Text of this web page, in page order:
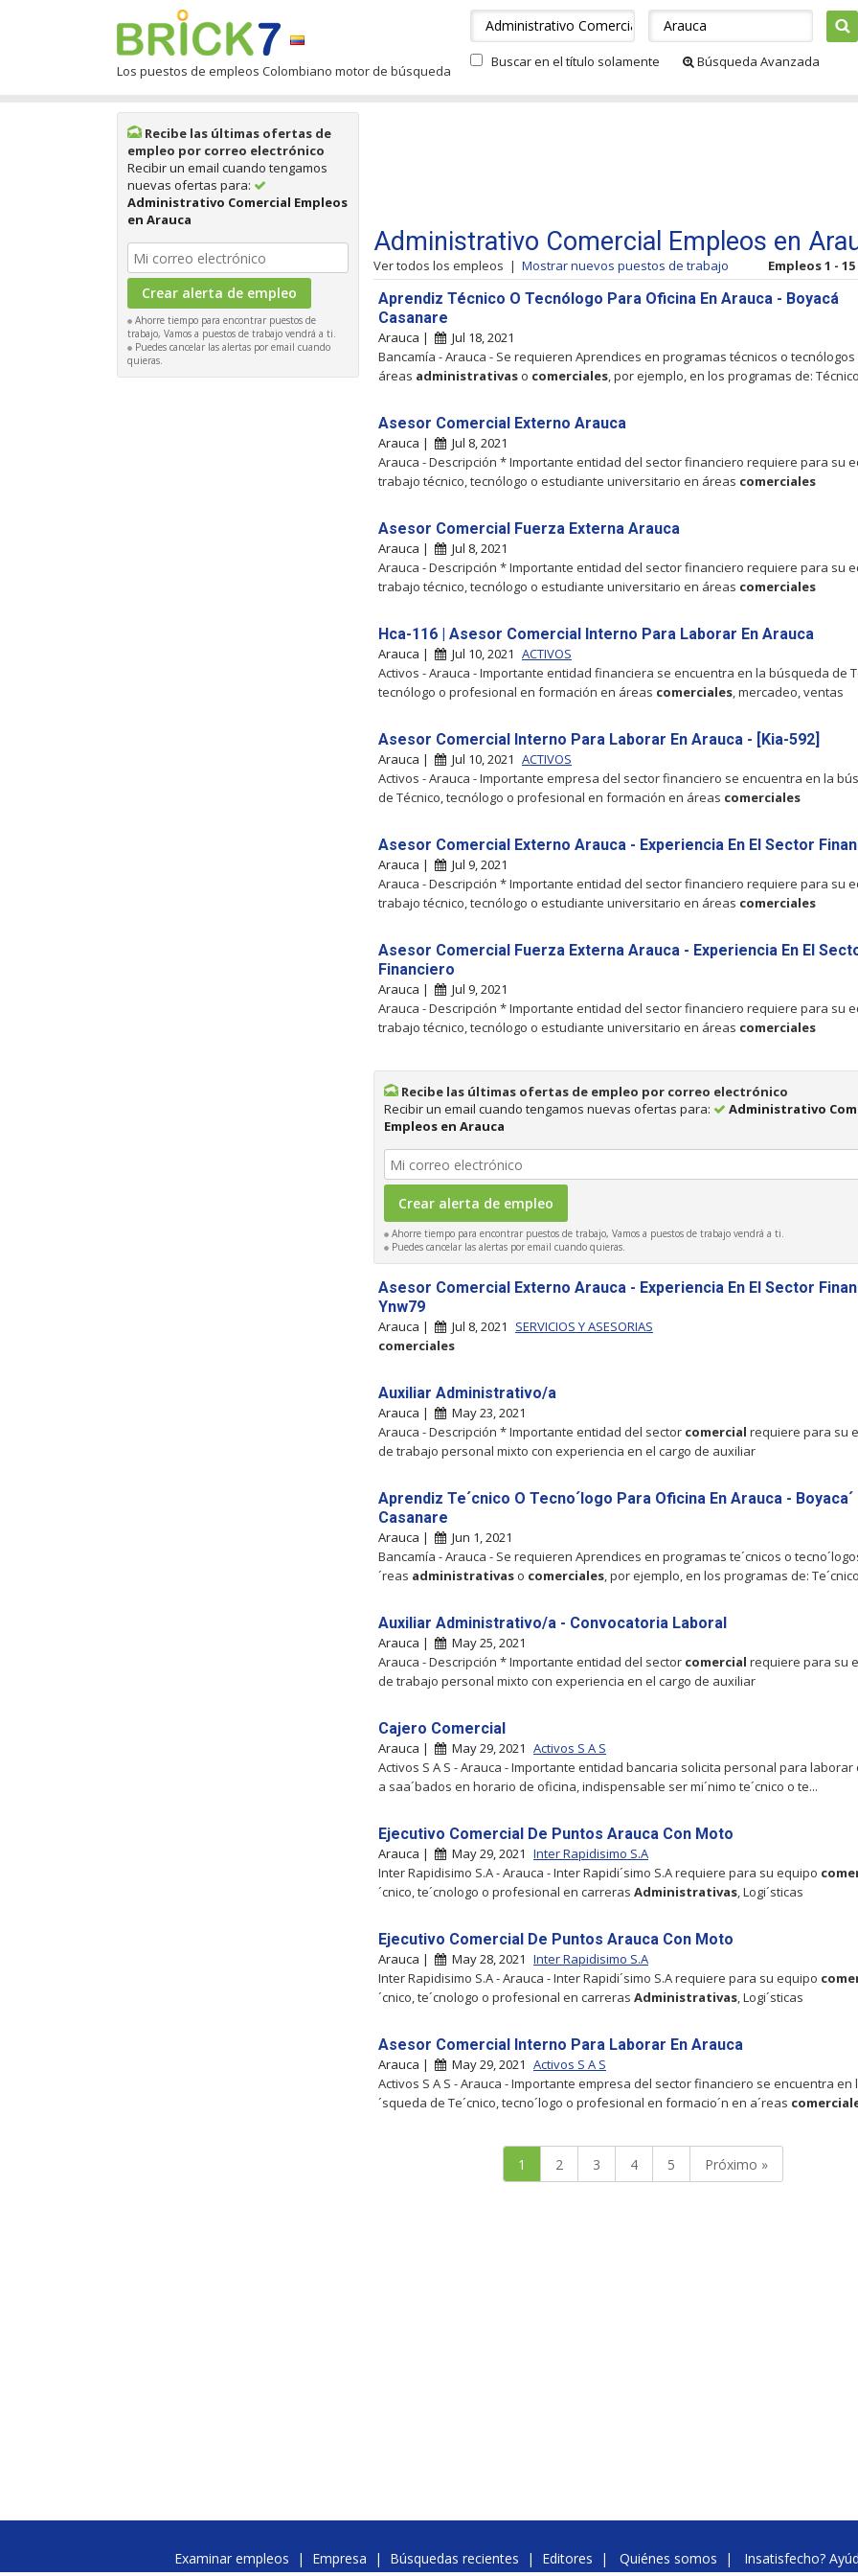
Los puestos de empleos Colombiano motor de búsqueda
Buscar en el título solamente Búsqueda Avanzada
Recibe las últimas ofertas de
empleo por correo electrónico
Recibir un email cuando tengamos
nuevas ofertas para:
Administrativo Comercial Empleos
en Arauca
Ahorre tiempo para encontrar puestos de
trabajo, Vamos a puestos de trabajo vendrá a ti.
Puedes cancelar las alertas por email cuando
quieras.
Administrativo Comercial Empleos en
Ver todos los empleos | Mostrar nuevos puestos de trabajo Empleos 1 -
Aprendiz Técnico O Tecnólogo Para Oficina En Arauca - Boyacá
Casanare
Arauca |
Jul 18, 2021
Bancamía - Arauca - Se requieren Aprendices en programas técnicos o tecnólogos
áreas administrativas o comerciales, por ejemplo, en los programas de: Técnico
Asesor Comercial Externo Arauca
Arauca |
Jul 8, 2021
Arauca - Descripción * Importante entidad del sector financiero requiere para su
trabajo técnico, tecnólogo o estudiante universitario en áreas comerciales
Asesor Comercial Fuerza Externa Arauca
Arauca |
Jul 8, 2021
Arauca - Descripción * Importante entidad del sector financiero requiere para su
trabajo técnico, tecnólogo o estudiante universitario en áreas comerciales
Hca-116 | Asesor Comercial Interno Para Laborar En Arauca
Arauca | Jul 10, 2021 ACTIVOS
Activos - Arauca - Importante entidad financiera se encuentra en la búsqueda de
tecnólogo o profesional en formación en áreas comerciales, mercadeo, ventas
Asesor Comercial Interno Para Laborar En Arauca - [Kia-592]
Arauca | Jul 10, 2021 ACTIVOS
Activos - Arauca - Importante empresa del sector financiero se encuentra en la
de Técnico, tecnólogo o profesional en formación en áreas comerciales
Asesor Comercial Externo Arauca - Experiencia En El Sector
Arauca |
Jul 9, 2021
Arauca - Descripción * Importante entidad del sector financiero requiere para su
trabajo técnico, tecnólogo o estudiante universitario en áreas comerciales
Asesor Comercial Fuerza Externa Arauca - Experiencia En El
Financiero
Arauca |
Jul 9, 2021
Arauca - Descripción * Importante entidad del sector financiero requiere para su
trabajo técnico, tecnólogo o estudiante universitario en áreas comerciales
Recibe las últimas ofertas de empleo por correo electrónico
Recibir un email cuando tengamos nuevas ofertas para:
Administrativo
Empleos en Arauca
Ahorre tiempo para encontrar puestos de trabajo, Vamos a puestos de trabajo vendrá a ti.
Puedes cancelar las alertas por email cuando quieras.
Asesor Comercial Externo Arauca - Experiencia En El Sector
Ynw79
Arauca | Jul 8, 2021
SERVICIOS Y ASESORIAS
comerciales
Auxiliar Administrativo/a
Arauca |
May 23, 2021
Arauca - Descripción * Importante entidad del sector comercial requiere para su
de trabajo personal mixto con experiencia en el cargo de auxiliar
Aprendiz Te´cnico O Tecno´logo Para Oficina En Arauca - Boyaca´
Casanare
Arauca |
Jun 1, 2021
Bancamía - Arauca - Se requieren Aprendices en programas te´cnicos o
´reas administrativas o comerciales, por ejemplo, en los programas de: Te´cnico
Auxiliar Administrativo/a - Convocatoria Laboral
Arauca |
May 25, 2021
Arauca - Descripción * Importante entidad del sector comercial requiere para su
de trabajo personal mixto con experiencia en el cargo de auxiliar
Cajero Comercial
Arauca | May 29, 2021 Activos S A S
Activos S A S - Arauca - Importante entidad bancaria solicita personal para laborar
a saa´bados en horario de oficina, indispensable ser mi´nimo te´cnico o te...
Ejecutivo Comercial De Puntos Arauca Con Moto
Arauca | May 29, 2021 Inter Rapidisimo S.A
Inter Rapidisimo S.A - Arauca - Inter Rapidi´simo S.A requiere para su equipo
´cnico, te´cnologo o profesional en carreras Administrativas, Logi´sticas
Ejecutivo Comercial De Puntos Arauca Con Moto
Arauca | May 28, 2021 Inter Rapidisimo S.A
Inter Rapidisimo S.A - Arauca - Inter Rapidi´simo S.A requiere para su equipo
´cnico, te´cnologo o profesional en carreras Administrativas, Logi´sticas
Asesor Comercial Interno Para Laborar En Arauca
Arauca | May 29, 2021 Activos S A S
Activos S A S - Arauca - Importante empresa del sector financiero se encuentra en
´squeda de Te´cnico, tecno´logo o profesional en formacio´n en a´reas
1 2 3 4 5 Próximo »
Examinar empleos | Empresa | Búsquedas recientes | Editores | Quiénes somos | Insatisfecho?